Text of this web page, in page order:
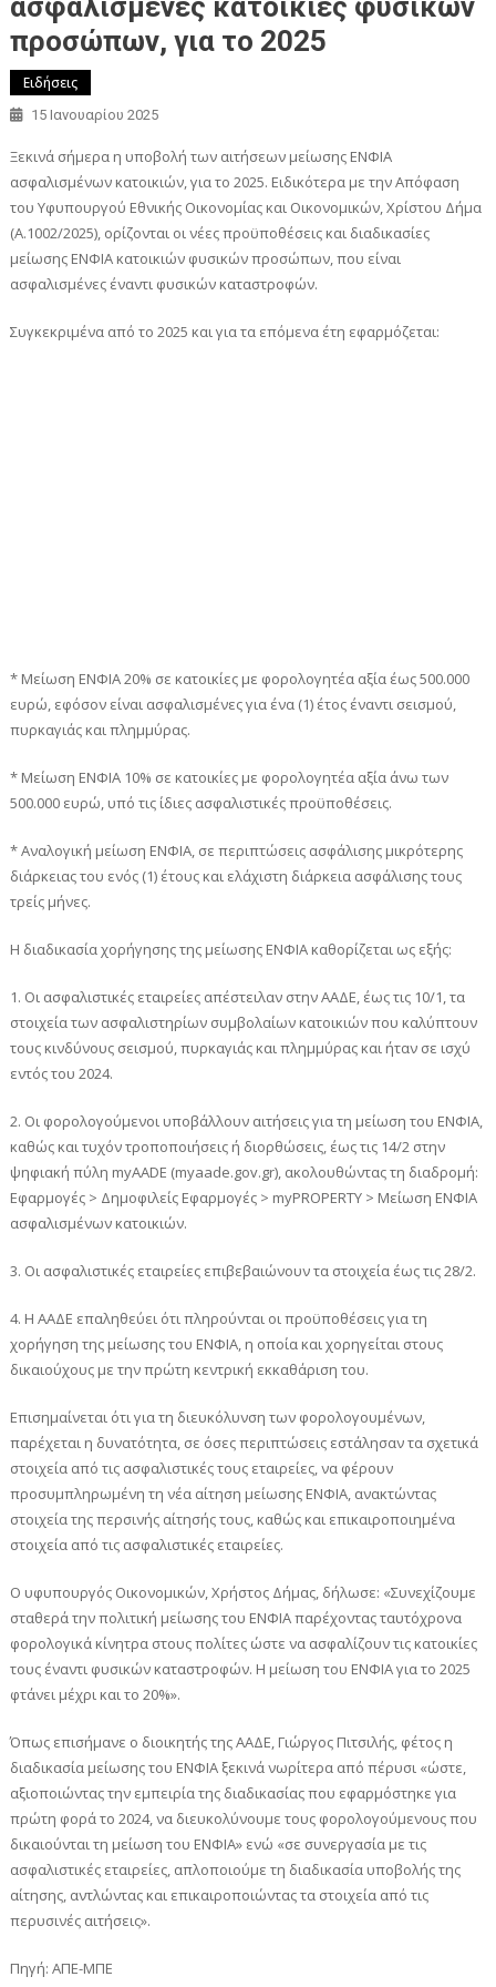
ασφαλισμένες κατοικίες φυσικών
προσώπων, για το 2025
Ειδήσεις
15 Ιανουαρίου 2025
Ξεκινά σήμερα η υποβολή των αιτήσεων μείωσης ΕΝΦΙΑ
ασφαλισμένων κατοικιών, για το 2025. Ειδικότερα με την Απόφαση
του Υφυπουργού Εθνικής Οικονομίας και Οικονομικών, Χρίστου Δήμα
(Α.1002/2025), ορίζονται οι νέες προϋποθέσεις και διαδικασίες
μείωσης ΕΝΦΙΑ κατοικιών φυσικών προσώπων, που είναι
ασφαλισμένες έναντι φυσικών καταστροφών.
Συγκεκριμένα από το 2025 και για τα επόμενα έτη εφαρμόζεται:
* Μείωση ΕΝΦΙΑ 20% σε κατοικίες με φορολογητέα αξία έως 500.000
ευρώ, εφόσον είναι ασφαλισμένες για ένα (1) έτος έναντι σεισμού,
πυρκαγιάς και πλημμύρας.
* Μείωση ΕΝΦΙΑ 10% σε κατοικίες με φορολογητέα αξία άνω των
500.000 ευρώ, υπό τις ίδιες ασφαλιστικές προϋποθέσεις.
* Αναλογική μείωση ΕΝΦΙΑ, σε περιπτώσεις ασφάλισης μικρότερης
διάρκειας του ενός (1) έτους και ελάχιστη διάρκεια ασφάλισης τους
τρείς μήνες.
Η διαδικασία χορήγησης της μείωσης ΕΝΦΙΑ καθορίζεται ως εξής:
1. Οι ασφαλιστικές εταιρείες απέστειλαν στην ΑΑΔΕ, έως τις 10/1, τα
στοιχεία των ασφαλιστηρίων συμβολαίων κατοικιών που καλύπτουν
τους κινδύνους σεισμού, πυρκαγιάς και πλημμύρας και ήταν σε ισχύ
εντός του 2024.
2. Οι φορολογούμενοι υποβάλλουν αιτήσεις για τη μείωση του ΕΝΦΙΑ,
καθώς και τυχόν τροποποιήσεις ή διορθώσεις, έως τις 14/2 στην
ψηφιακή πύλη myAADE (myaade.gov.gr), ακολουθώντας τη διαδρομή:
Εφαρμογές > Δημοφιλείς Εφαρμογές > myPROPERTY > Μείωση ΕΝΦΙΑ
ασφαλισμένων κατοικιών.
3. Οι ασφαλιστικές εταιρείες επιβεβαιώνουν τα στοιχεία έως τις 28/2.
4. Η ΑΑΔΕ επαληθεύει ότι πληρούνται οι προϋποθέσεις για τη
χορήγηση της μείωσης του ΕΝΦΙΑ, η οποία και χορηγείται στους
δικαιούχους με την πρώτη κεντρική εκκαθάριση του.
Επισημαίνεται ότι για τη διευκόλυνση των φορολογουμένων,
παρέχεται η δυνατότητα, σε όσες περιπτώσεις εστάλησαν τα σχετικά
στοιχεία από τις ασφαλιστικές τους εταιρείες, να φέρουν
προσυμπληρωμένη τη νέα αίτηση μείωσης ΕΝΦΙΑ, ανακτώντας
στοιχεία της περσινής αίτησής τους, καθώς και επικαιροποιημένα
στοιχεία από τις ασφαλιστικές εταιρείες.
O υφυπουργός Οικονομικών, Χρήστος Δήμας, δήλωσε: «Συνεχίζουμε
σταθερά την πολιτική μείωσης του ΕΝΦΙΑ παρέχοντας ταυτόχρονα
φορολογικά κίνητρα στους πολίτες ώστε να ασφαλίζουν τις κατοικίες
τους έναντι φυσικών καταστροφών. Η μείωση του ΕΝΦΙΑ για το 2025
φτάνει μέχρι και το 20%».
Όπως επισήμανε ο διοικητής της ΑΑΔΕ, Γιώργος Πιτσιλής, φέτος η
διαδικασία μείωσης του ΕΝΦΙΑ ξεκινά νωρίτερα από πέρυσι «ώστε,
αξιοποιώντας την εμπειρία της διαδικασίας που εφαρμόστηκε για
πρώτη φορά το 2024, να διευκολύνουμε τους φορολογούμενους που
δικαιούνται τη μείωση του ΕΝΦΙΑ» ενώ «σε συνεργασία με τις
ασφαλιστικές εταιρείες, απλοποιούμε τη διαδικασία υποβολής της
αίτησης, αντλώντας και επικαιροποιώντας τα στοιχεία από τις
περυσινές αιτήσεις».
Πηγή: ΑΠΕ-ΜΠΕ